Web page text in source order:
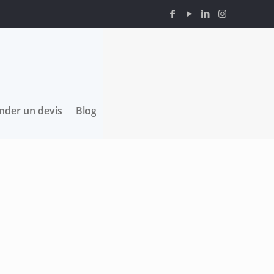
un devis Blog